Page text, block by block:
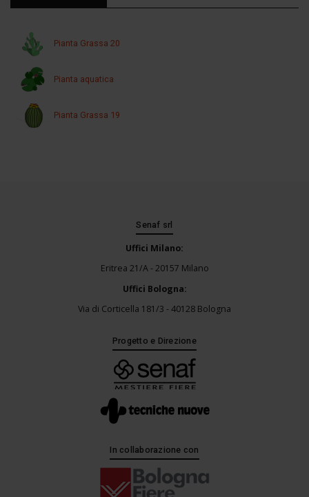
Pianta Grassa 20
Pianta aquatica
Pianta Grassa 19
Senaf srl
Uffici Milano:
Eritrea 21/A - 20157 Milano
Uffici Bologna:
Via di Corticella 181/3 - 40128 Bologna
Progetto e Direzione
In collaborazione con